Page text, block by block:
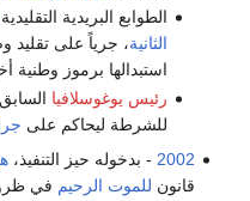
الطوابع البريدية التقليدية
الثانية، جرياً على تقليد
استبدالها برموز وطنية
رئيس يوغوسلافيا
للشرطة ليحاكم على
2002 - بدخوله حيز التنفيذ،
قانون للموت الرحيم في